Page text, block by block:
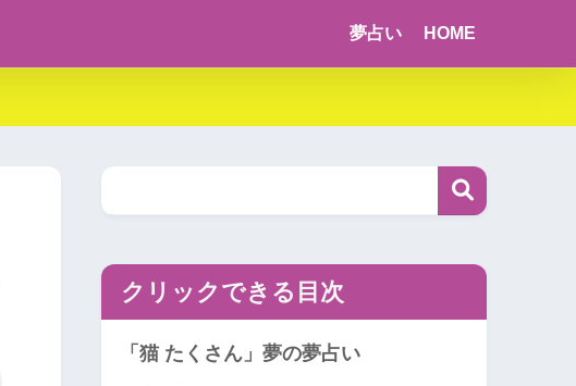
夢占い HOME
クリックできる目次
「猫 たくさん」夢の夢占い